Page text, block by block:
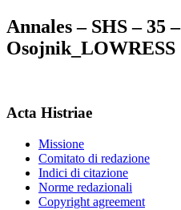
Annales – SHS – 35
Osojnik_LOWRESS
Acta Histriae
Missione
Comitato di redazione
Indici di citazione
Norme redazionali
Copyright agreement